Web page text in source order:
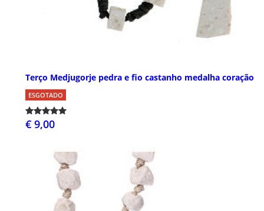
Terço Medjugorje pedra e fio castanho medalha coração
ESGOTADO
€ 9,00